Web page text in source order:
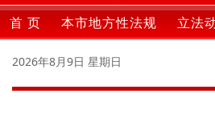
首 页 本市地方性法规 立法
2026年8月9日 星期日